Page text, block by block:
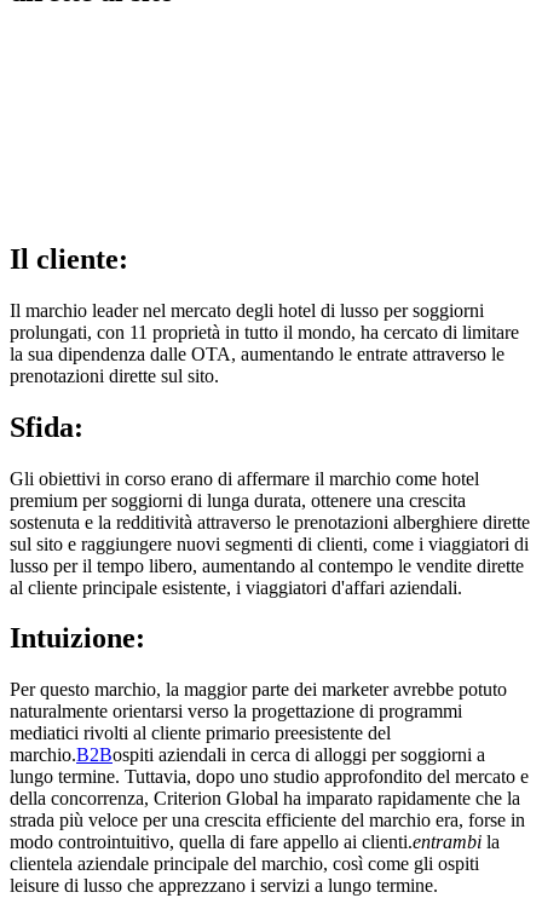
Il cliente:
Il marchio leader nel mercato degli hotel di lusso per soggiorni
prolungati, con 11 proprietà in tutto il mondo, ha cercato di limitare
la sua dipendenza dalle OTA, aumentando le entrate attraverso le
prenotazioni dirette sul sito.
Sfida:
Gli obiettivi in corso erano di affermare il marchio come hotel
premium per soggiorni di lunga durata, ottenere una crescita
sostenuta e la redditività attraverso le prenotazioni alberghiere dirette
sul sito e raggiungere nuovi segmenti di clienti, come i viaggiatori di
lusso per il tempo libero, aumentando al contempo le vendite dirette
al cliente principale esistente, i viaggiatori d'affari aziendali.
Intuizione:
Per questo marchio, la maggior parte dei marketer avrebbe potuto
naturalmente orientarsi verso la progettazione di programmi
mediatici rivolti al cliente primario preesistente del
marchio.B2Bospiti aziendali in cerca di alloggi per soggiorni a
lungo termine. Tuttavia, dopo uno studio approfondito del mercato e
della concorrenza, Criterion Global ha imparato rapidamente che la
strada più veloce per una crescita efficiente del marchio era, forse in
modo controintuitivo, quella di fare appello ai clienti.entrambi la
clientela aziendale principale del marchio, così come gli ospiti
leisure di lusso che apprezzano i servizi a lungo termine.